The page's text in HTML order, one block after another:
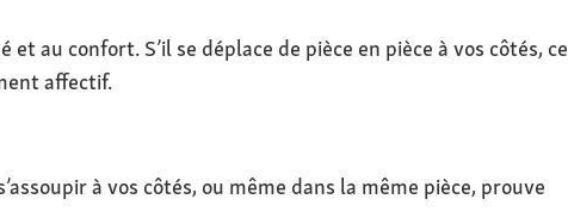
au confort. S’il se déplace de pièce en pièce à vos côtés, ce
affectif.
à vos côtés, ou même dans la même pièce, prouve